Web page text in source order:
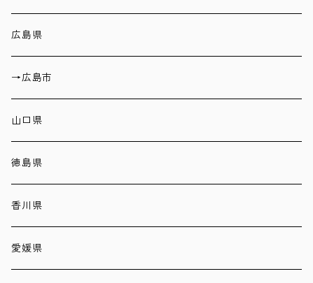
広島県
→広島市
山口県
徳島県
香川県
愛媛県